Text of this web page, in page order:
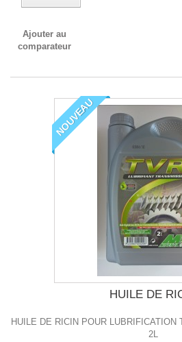
Ajouter au
comparateur
NOUVEAU
HUILE DE
HUILE DE RICIN POUR
2L